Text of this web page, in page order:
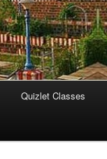
Quizlet Classes